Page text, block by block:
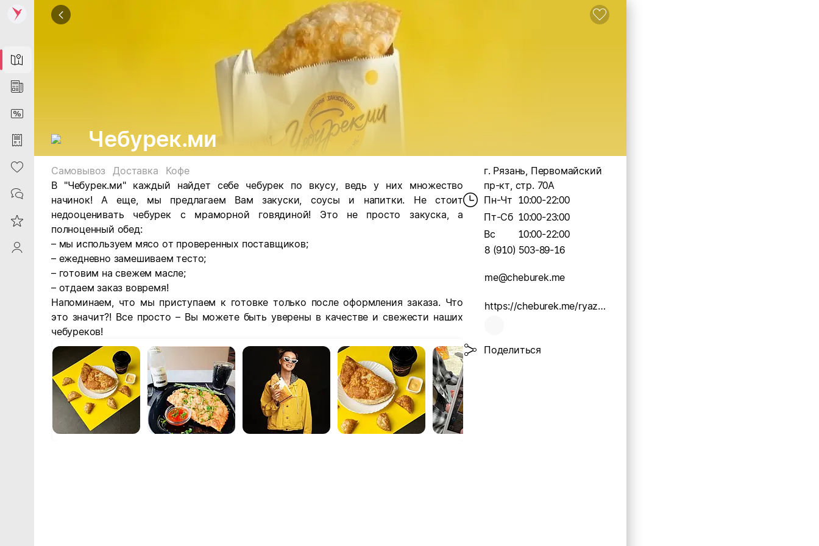
Map
News
DiscountCard
Purchases
Heart
Contacts
Reviews
ProfileSaby
Чебурек.ми
Самовывоз Доставка
Кофе
В "Чебурек.ми" каждый найдет себе чебурек по вкусу, ведь у них множество
начинок! А еще, мы предлагаем Вам закуски, соусы и напитки.
Не стоит
недооценивать чебурек с мраморной говядиной!
Это не просто закуска, а
полноценный обед:
– мы используем мясо от проверенных поставщиков;
– ежедневно замешиваем тесто;
– готовим на свежем масле;
– отдаем заказ вовремя!
Напоминаем, что мы приступаем к готовке только после оформления заказа. Что
это значит?! Все просто – Вы можете быть уверены в качестве и свежести наших
чебуреков!
г. Рязань, Первомайский
пр-кт, стр. 70А
Пн-Чт 10:00-22:00
Пт-Сб 10:00-23:00
Вс
10:00-22:00
8 (910) 503-89-16
me@cheburek.me
https://cheburek.me/ryazan
Поделиться